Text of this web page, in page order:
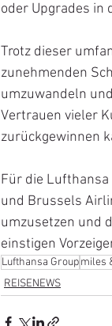
oder Upgrades in
Trotz dieser
zunehmenden
umzuwandeln
Vertrauen vieler
zurückgewinnen
Für die
und Brussels
umzusetzen und
einstigen
Lufthansa Groupmiles
REISENEWS